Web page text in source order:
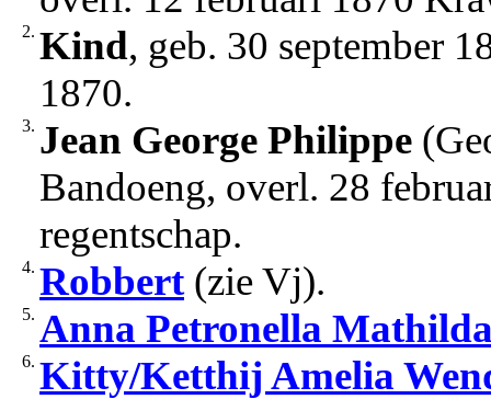
2. Kind, geb. 30 september
1870.
3. Jean George Philippe
Bandoeng, overl. 28
regentschap.
4. Robbert(zie Vj).
5. Anna Petronella
6. Kitty/Ketthij Amelia